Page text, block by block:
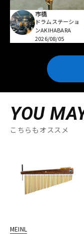
市橋
ドラムステーショ
ンAKIHABARA
2026/08/05
YOU
こちらもオススメ
MEINL